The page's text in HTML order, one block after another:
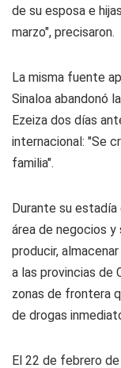
de su esposa e
marzo", precisaron.
La misma fuente
Sinaloa abandonó
Ezeiza dos días
internacional: "Se
familia".
Durante su estadía
área de negocios
producir,
a las provincias de
zonas de frontera
de drogas
El 22 de febrero